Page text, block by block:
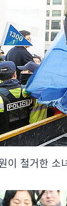
이 철거한 소